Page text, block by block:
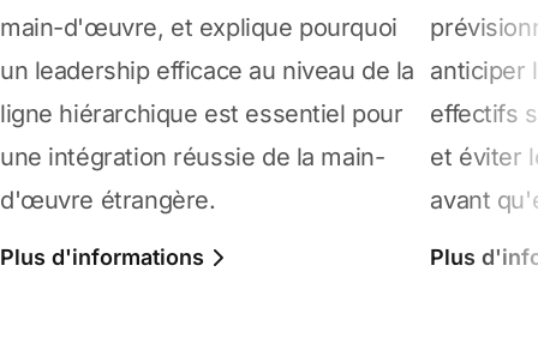
main-d'œuvre, et explique pourquoi
un leadership efficace au niveau de la
ligne hiérarchique est essentiel pour
une intégration réussie de la main-
d'œuvre étrangère.
Plus d'informations
anticiper
effectifs
et éviter
avant
Plus